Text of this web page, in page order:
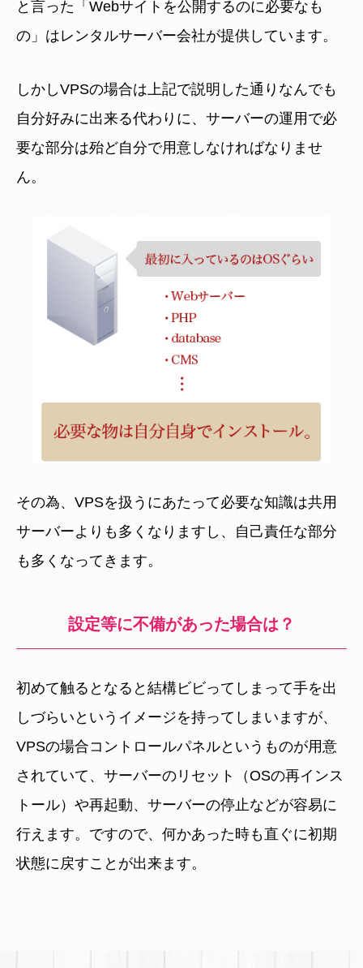
と言った「Webサイトを公開するのに必要なも
の」はレンタルサーバー会社が提供しています。
しかしVPSの場合は上記で説明した通りなんでも
自分好みに出来る代わりに、サーバーの運用で必
要な部分は殆ど自分で用意しなければなりませ
ん。
その為、VPSを扱うにあたって必要な知識は共用
サーバーよりも多くなりますし、自己責任な部分
も多くなってきます。
設定等に不備があった場合は？
初めて触るとなると結構ビビってしまって手を出
しづらいというイメージを持ってしまいますが、
VPSの場合コントロールパネルというものが用意
されていて、サーバーのリセット（OSの再インス
トール）や再起動、サーバーの停止などが容易に
行えます。ですので、何かあった時も直ぐに初期
状態に戻すことが出来ます。